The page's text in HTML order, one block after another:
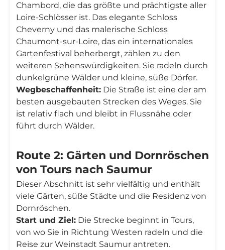
Chambord, die das größte und prächtigste aller
Loire-Schlösser ist. Das elegante Schloss
Cheverny und das malerische Schloss
Chaumont-sur-Loire, das ein internationales
Gartenfestival beherbergt, zählen zu den
weiteren Sehenswürdigkeiten. Sie radeln durch
dunkelgrüne Wälder und kleine, süße Dörfer.
Wegbeschaffenheit: Die Straße ist eine der am
besten ausgebauten Strecken des Weges. Sie
ist relativ flach und bleibt in Flussnähe oder
führt durch Wälder.
Route 2: Gärten und Dornröschen
von Tours nach Saumur
Dieser Abschnitt ist sehr vielfältig und enthält
viele Gärten, süße Städte und die Residenz von
Dornröschen.
Start und Ziel: Die Strecke beginnt in Tours,
von wo Sie in Richtung Westen radeln und die
Reise zur Weinstadt Saumur antreten.